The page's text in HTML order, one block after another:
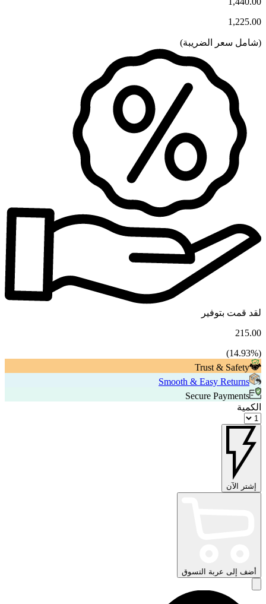
1,225.00
(شامل سعر الضريبة)
لقد قمت بتوفير
215.00
(
14.93%)
Trust & Safety
Smooth & Easy Returns
Secure Payments
الكمية
إشتر الآن
أضف إلى عربة التسوق